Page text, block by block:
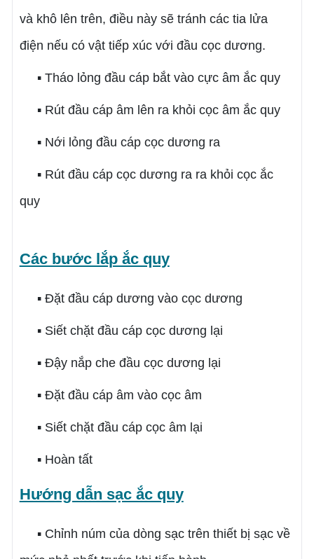
và khô lên trên, điều này sẽ tránh các tia lửa
điện nếu có vật tiếp xúc với đầu cọc dương.
▪ Tháo lỏng đầu cáp bắt vào cực âm ắc quy
▪ Rút đầu cáp âm lên ra khỏi cọc âm ắc quy
▪ Nới lỏng đầu cáp cọc dương ra
▪ Rút đầu cáp cọc dương ra ra khỏi cọc ắc
quy
Các bước lắp ắc quy
▪ Đặt đầu cáp dương vào cọc dương
▪ Siết chặt đầu cáp cọc dương lại
▪ Đậy nắp che đầu cọc dương lại
▪ Đặt đầu cáp âm vào cọc âm
▪ Siết chặt đầu cáp cọc âm lại
▪ Hoàn tất
Hướng dẫn sạc ắc quy
▪ Chỉnh núm của dòng sạc trên thiết bị sạc về